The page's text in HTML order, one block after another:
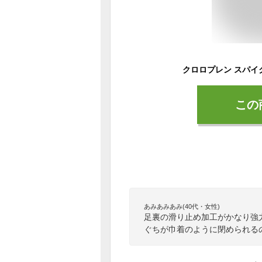
こ
あみあみあみ(40代・女性)
足裏の滑り止め加工がかなり
ぐちが巾着のように閉められ